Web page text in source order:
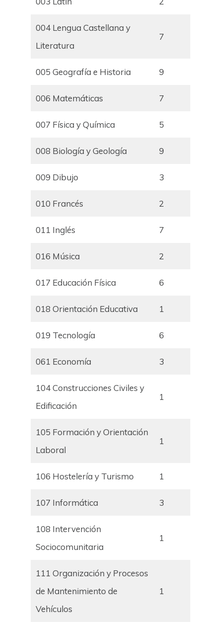
004 Lengua Castellana y
Literatura
7
005 Geografía e Historia 9
006 Matemáticas 7
007 Física y Química 5
008 Biología y Geología 9
009 Dibujo 3
010 Francés 2
011 Inglés 7
016 Música 2
017 Educación Física 6
018 Orientación Educativa 1
019 Tecnología 6
061 Economía 3
104 Construcciones Civiles y
Edificación
1
105 Formación y Orientación
Laboral
1
106 Hostelería y Turismo 1
107 Informática 3
108 Intervención
Sociocomunitaria
1
111 Organización y Procesos
de Mantenimiento de
Vehículos
1